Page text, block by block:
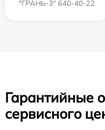
"ГРАНЬ-3" 640-40-22
Гарантийные
сервисного